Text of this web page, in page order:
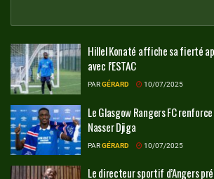
Hillel Konaté affiche sa fierté
avec l’ESTAC
PARGÉRARD 10/07/2025
Le Glasgow Rangers FC
Nasser Djiga
PARGÉRARD 10/07/2025
Le directeur sportif d’Angers